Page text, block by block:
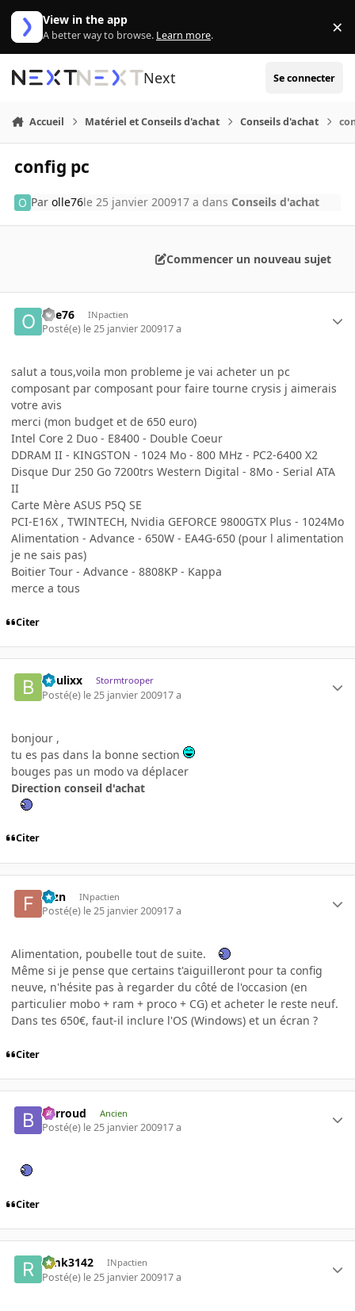
Aller au contenu
View in the app
A better way to browse. Learn more. ×
Next Se connecter
Accueil Matériel et Conseils d'achat Conseils d'achat
config pc
Parolle76le 25 janvier 200917 a dans Conseils d'achat
Commencer un nouveau sujet
olle76 INpactien
Posté(e) le 25 janvier 200917 a
salut a tous,voila mon probleme je vai acheter un pc
composant par composant pour faire tourne crysis j aimerais
votre avis
merci (mon budget et de 650 euro)
Intel Core 2 Duo - E8400 - Double Coeur
DDRAM II - KINGSTON - 1024 Mo - 800 MHz - PC2-6400 X2
Disque Dur 250 Go 7200trs Western Digital - 8Mo - Serial ATA
II
Carte Mère ASUS P5Q SE
PCI-E16X , TWINTECH, Nvidia GEFORCE 9800GTX Plus - 1024Mo
Alimentation - Advance - 650W - EA4G-650 (pour l alimentation
je ne sais pas)
Boitier Tour - Advance - 8808KP - Kappa
merce a tous
Citer
boulixx Stormtrooper
Posté(e) le 25 janvier 200917 a
bonjour ,
tu es pas dans la bonne section
bouges pas un modo va déplacer
Direction conseil d'achat
Citer
fbzn INpactien
Posté(e) le 25 janvier 200917 a
Alimentation, poubelle tout de suite.
Même si je pense que certains t'aiguilleront pour ta config
neuve, n'hésite pas à regarder du côté de l'occasion (en
particulier mobo + ram + proco + CG) et acheter le reste neuf.
Dans tes 650€, faut-il inclure l'OS (Windows) et un écran ?
Citer
Barroud Ancien
Posté(e) le 25 janvier 200917 a
Citer
rimk3142 INpactien
Posté(e) le 25 janvier 200917 a